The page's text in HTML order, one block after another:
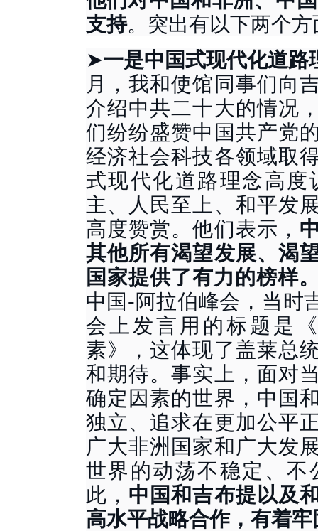
支持。突出有以下两个方
➤一是中国式现代化道路
月，我和使馆同事们向
介绍中共二十大的情况
们纷纷盛赞中国共产党
经济社会科技各领域取
式现代化道路理念高
主、人民至上、和平发
高度赞赏。他们表示，
其他所有渴望发展、渴
国家提供了有力的榜样
中国-阿拉伯峰会，当时
会上发言用的标题是
素》，这体现了盖莱总
和期待。事实上，面对
确定因素的世界，中国
独立、追求在更加公平
广大非洲国家和广大发
世界的动荡不稳定、
此， 中国和吉布提以及
高水平战略合作，有着